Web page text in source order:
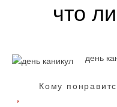
что
день
Кому